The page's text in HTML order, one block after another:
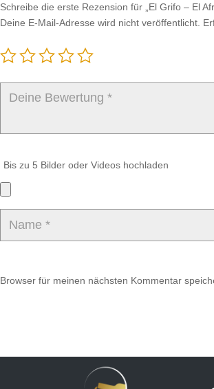
Schreibe die erste Rezension für „El Grifo – El
Deine E-Mail-Adresse wird nicht veröffentlicht.
Bis zu 5 Bilder oder Videos hochladen
Browser für meinen nächsten Kommentar